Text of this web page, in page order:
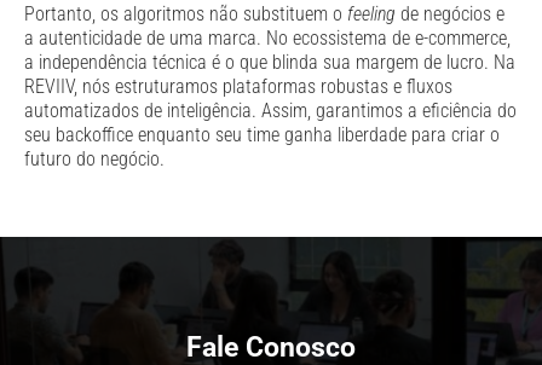
Portanto, os algoritmos não substituem o feeling de negócios e
a autenticidade de uma marca. No ecossistema de e-commerce,
a independência técnica é o que blinda sua margem de lucro. Na
REVIIV, nós estruturamos plataformas robustas e fluxos
automatizados de inteligência. Assim, garantimos a eficiência do
seu backoffice enquanto seu time ganha liberdade para criar o
futuro do negócio.
Fale Conosco